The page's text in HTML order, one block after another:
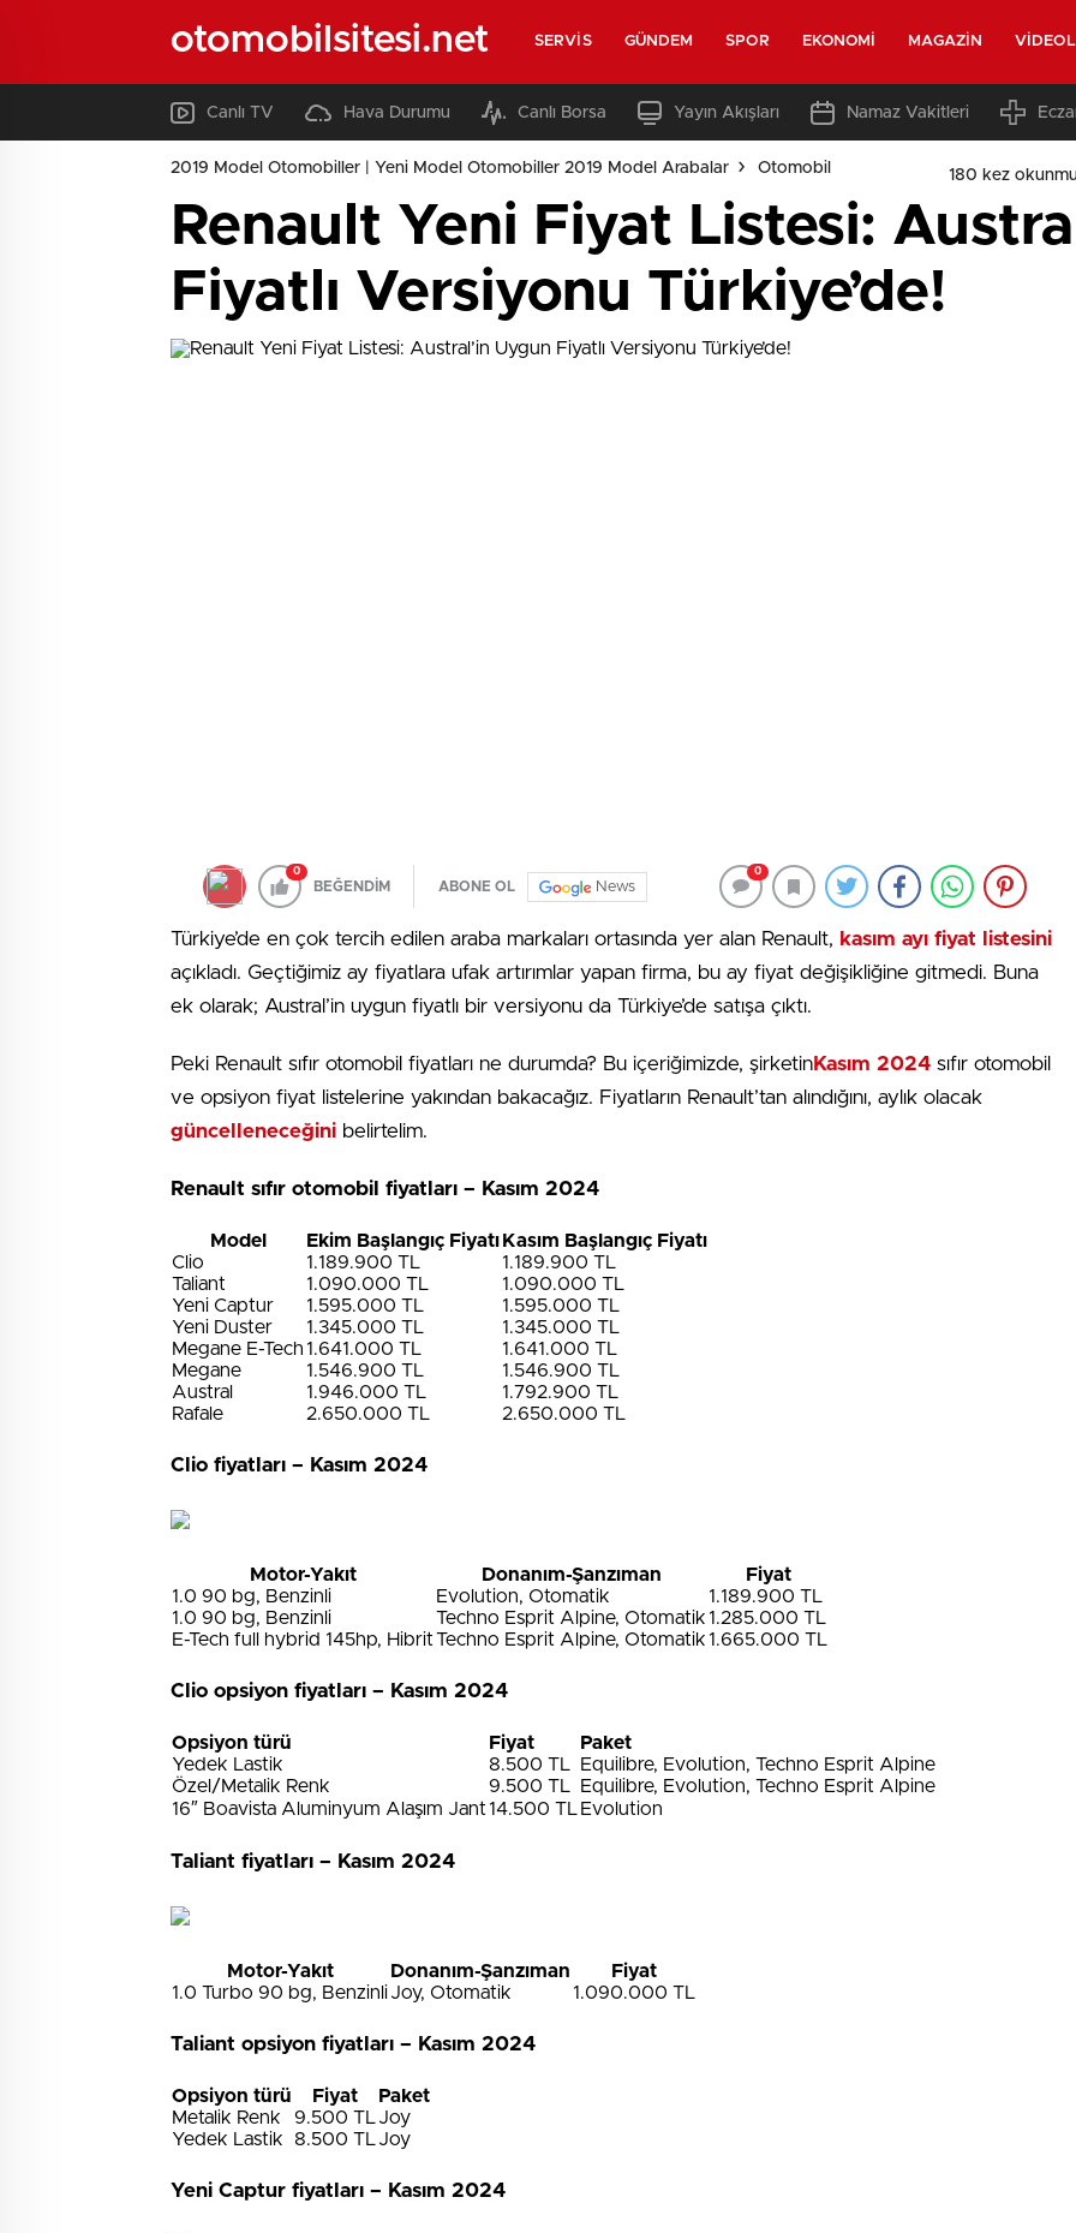
otomobilsitesi.net SERVIS GÜNDEM SPOR EKONOMI MAGAZIN
Canlı TV Hava Durumu Canlı Borsa Yayın Akışları Namaz Vakitleri
2019 Model Otomobiller | Yeni Model Otomobiller 2019 Model Arabalar Otomobil 180 kez
Renault Yeni Fiyat Listesi:
Fiyatlı Versiyonu Türkiye’de!
0
BEĞENDİM ABONE OL News
0
Türkiye’de en çok tercih edilen araba markaları ortasında yer alan Renault, kasım ayı fiyat listesini
açıkladı. Geçtiğimiz ay fiyatlara ufak artırımlar yapan firma, bu ay fiyat değişikliğine gitmedi. Buna
ek olarak; Austral’in uygun fiyatlı bir versiyonu da Türkiye’de satışa çıktı.
Peki Renault sıfır otomobil fiyatları ne durumda? Bu içeriğimizde, şirketinKasım 2024 sıfır otomobil
ve opsiyon fiyat listelerine yakından bakacağız. Fiyatların Renault’tan alındığını, aylık olacak
güncelleneceğini belirtelim.
Renault sıfır otomobil fiyatları – Kasım 2024
Model Ekim Başlangıç Fiyatı Kasım Başlangıç Fiyatı
Clio
1.189.900 TL
1.189.900 TL
Taliant
1.090.000 TL
1.090.000 TL
Yeni Captur
1.595.000 TL
1.595.000 TL
Yeni Duster
1.345.000 TL
1.345.000 TL
Megane E-Tech 1.641.000 TL
1.641.000 TL
Megane
1.546.900 TL
1.546.900 TL
Austral
1.946.000 TL
1.792.900 TL
Rafale
2.650.000 TL 2.650.000 TL
Clio fiyatları – Kasım 2024
Motor-Yakıt Donanım-Şanzıman
Fiyat
1.0 90 bg, Benzinli
Evolution, Otomatik
1.189.900 TL
1.0 90 bg, Benzinli
Techno Esprit Alpine, Otomatik 1.285.000 TL
E-Tech full hybrid 145hp, HibritTechno Esprit Alpine, Otomatik 1.665.000 TL
Clio opsiyon fiyatları – Kasım 2024
Opsiyon türü Fiyat
Paket
Yedek Lastik
8.500 TL
Equilibre, Evolution, Techno Esprit Alpine
Özel/Metalik Renk
9.500 TL
Equilibre, Evolution, Techno Esprit Alpine
16″ Boavista Aluminyum Alaşım Jant 14.500 TL Evolution
Taliant fiyatları – Kasım 2024
Motor-Yakıt Donanım-Şanzıman
Fiyat
1.0 Turbo 90 bg, BenzinliJoy, Otomatik 1.090.000 TL
Taliant opsiyon fiyatları – Kasım 2024
Opsiyon türü Fiyat
Paket
Metalik Renk
9.500 TL Joy
Yedek Lastik
8.500 TL Joy
Yeni Captur fiyatları – Kasım 2024